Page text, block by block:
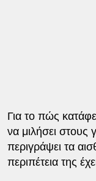
Για το πώς
να μιλήσει στους
περιγράψει τα
περιπέτεια της